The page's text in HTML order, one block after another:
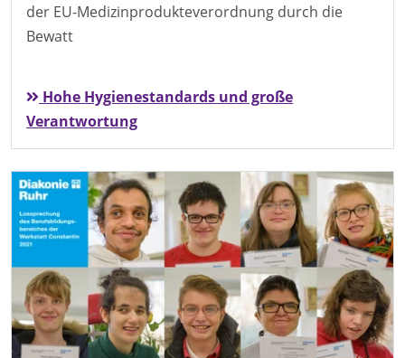
der EU-Medizinprodukteverordnung durch die
Bewatt
Hohe Hygienestandards und große
Verantwortung